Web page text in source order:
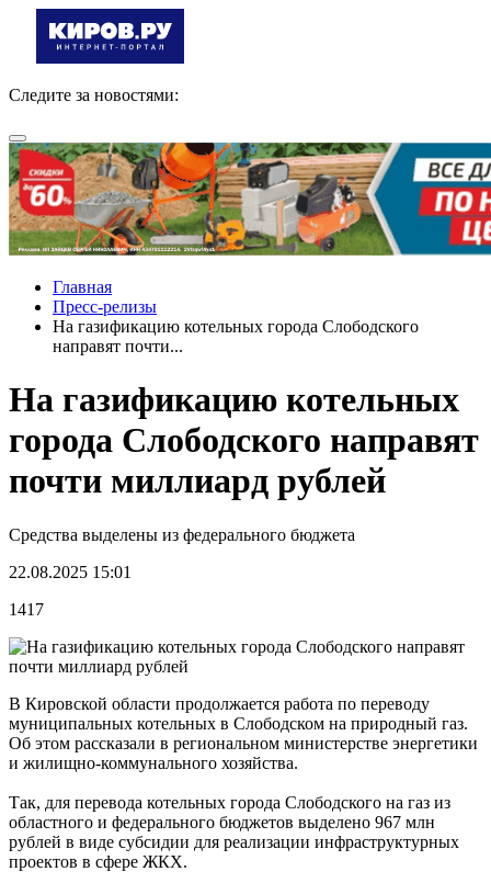
Следите за новостями:
Главная
Пресс-релизы
На газификацию котельных города Слободского
направят почти...
На газификацию котельных
города Слободского направят
почти миллиард рублей
Средства выделены из федерального бюджета
22.08.2025 15:01
1417
В Кировской области продолжается работа по переводу
муниципальных котельных в Слободском на природный газ.
Об этом рассказали в региональном министерстве энергетики
и жилищно-коммунального хозяйства.
Так, для перевода котельных города Слободского на газ из
областного и федерального бюджетов выделено 967 млн
рублей в виде субсидии для реализации инфраструктурных
проектов в сфере ЖКХ.